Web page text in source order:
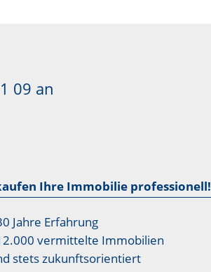
09 an
Ihre Immobilie professionell!
Jahre Erfahrung
vermittelte Immobilien
stets zukunftsorientiert